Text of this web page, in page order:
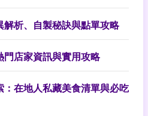
析、自製秘訣與點單攻略
門店家資訊與實用攻略
在地人私藏美食清單與必吃